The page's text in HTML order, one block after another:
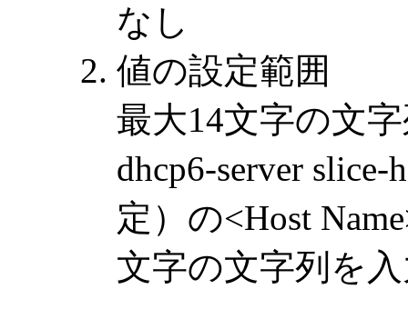
なし
値の設定範囲
最大14文字の文
dhcp6-server
定）の<Host
文字の文字列を